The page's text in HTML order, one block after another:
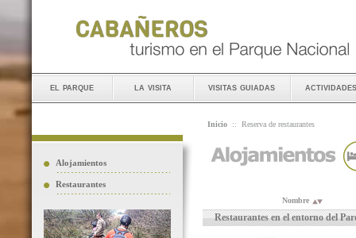
el parque la visita visitas guiadas actividades
Alojamientos
Restaurantes
Inicio :: Reserva de restaurantes
Nombre
Restaurantes en el entorno del